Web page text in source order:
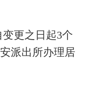
更之日起3个
派出所办理居